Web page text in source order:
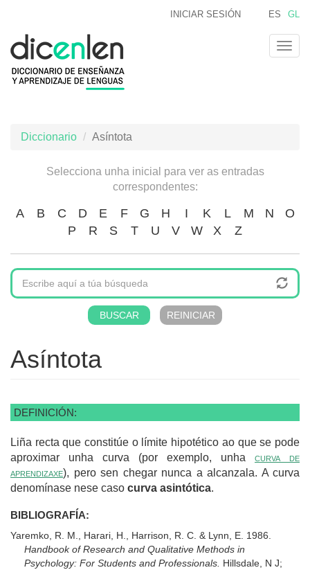
contido
principal
ES GL
INICIAR SESIÓN
Diccionario Asíntota
Selecciona unha inicial para ver as entradas
correspondentes:
A B C D E F G H I K L M N
O
P
R S T U V W X Z
Asíntota
DEFINICIÓN:
Liña recta que constitúe o límite hipotético ao que se pode
aproximar unha curva (por exemplo, unha curva de
aprendizaxe), pero sen chegar nunca a alcanzala. A curva
denomínase nese caso curva asintótica.
BIBLIOGRAFÍA:
Yaremko, R. M., Harari, H., Harrison, R. C. & Lynn, E. 1986.
Handbook of Research and Qualitative Methods in
Psychology: For Students and Professionals. Hillsdale, N J;